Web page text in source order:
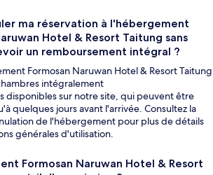
ma réservation à l'hébergement
Hotel & Resort Taitung sans
un remboursement intégral ?
Formosan Naruwan Hotel & Resort Taitung
intégralement
disponibles sur notre site, qui peuvent être
quelques jours avant l'arrivée. Consultez la
de l'hébergement pour plus de détails
générales d'utilisation.
Formosan Naruwan Hotel & Resort